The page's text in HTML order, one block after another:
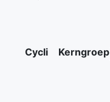
Cycli Kerngroep